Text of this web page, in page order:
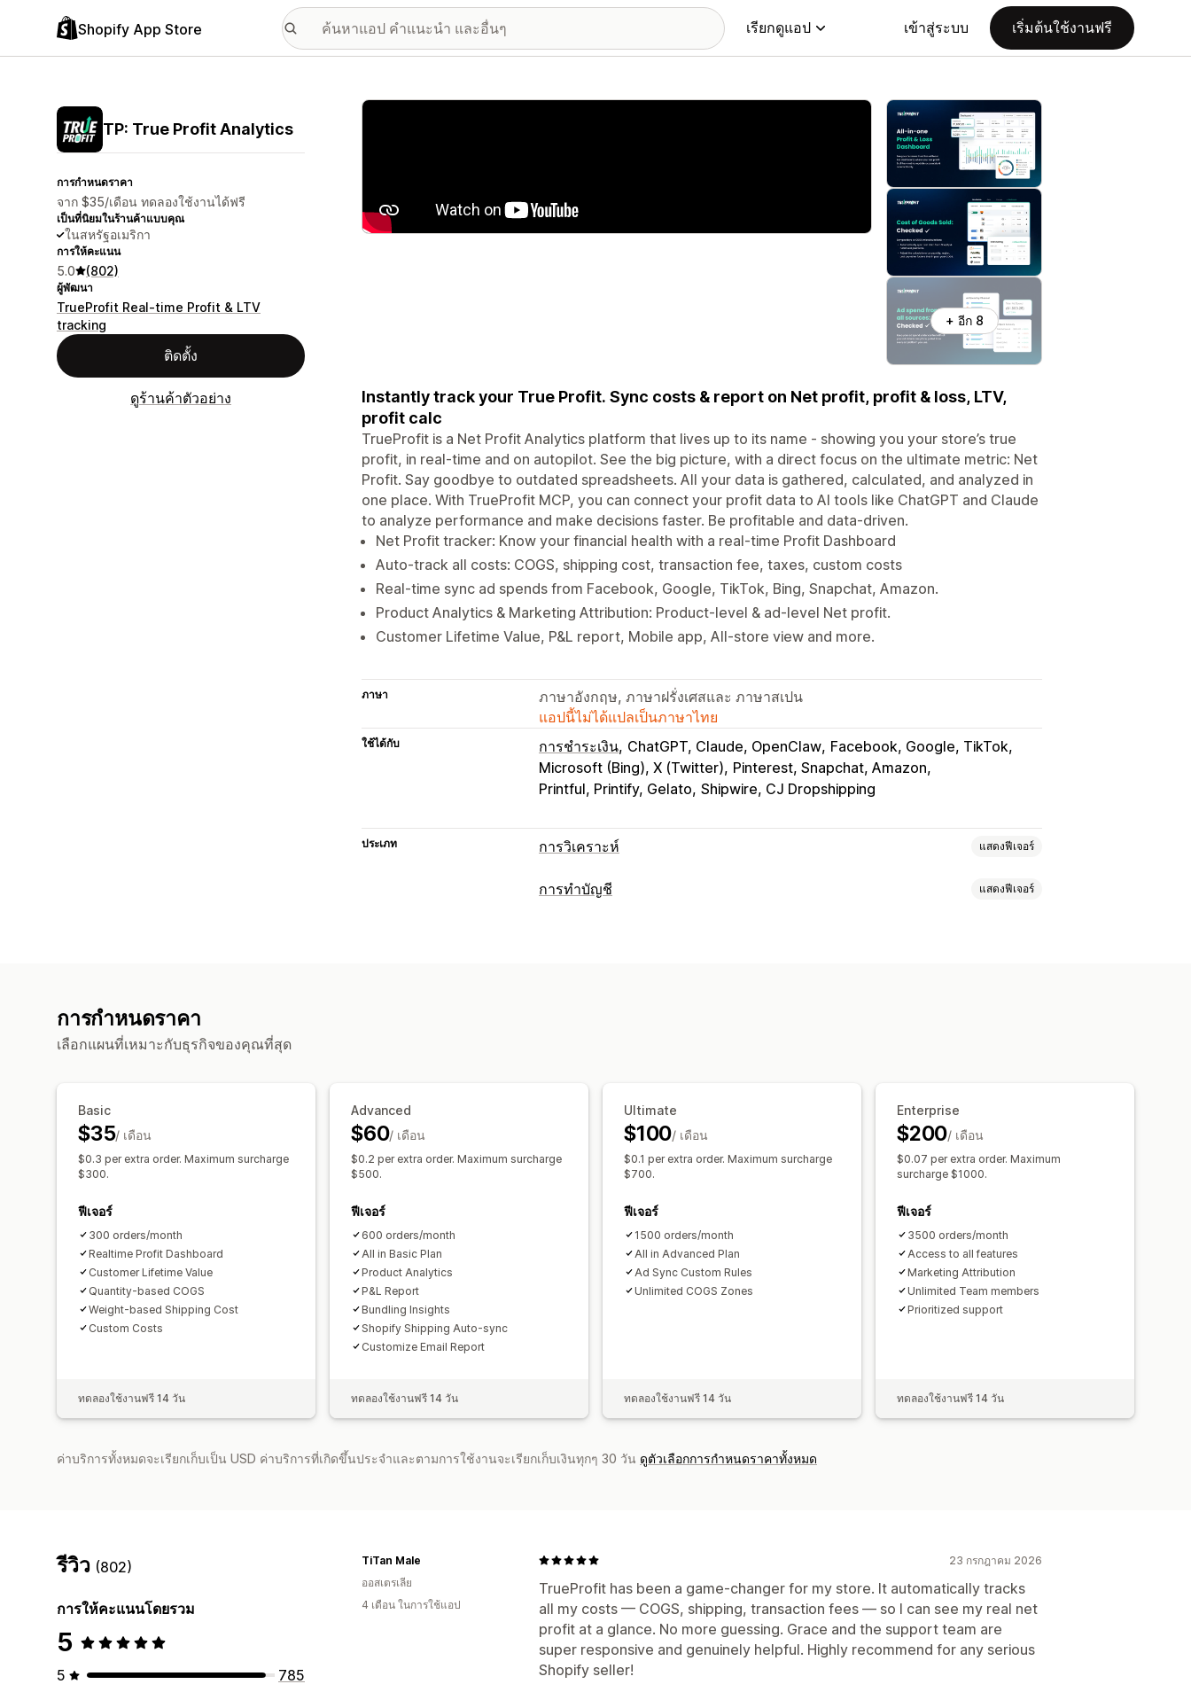
Shopify App Store เรียกดูแอป เข้าสู่ระบบ เริ่มต้นใช้งานฟรี
TP: True Profit Analytics
การกำหนดราคา
จาก $35/เดือน ทดลองใช้งานได้ฟรี
เป็นที่นิยมในร้านค้าแบบคุณ
ในสหรัฐอเมริกา
การให้คะแนน
5.0 (802)
ผู้พัฒนา
TrueProfit Real-time Profit & LTV
tracking
ติดตั้ง
ดูร้านค้าตัวอย่าง
แกลเลอรีรูปภาพที่แสดง
+ อีก 8
Instantly track your True Profit. Sync costs & report on Net profit, profit & loss, LTV,
profit calc
TrueProfit is a Net Profit Analytics platform that lives up to its name - showing you your store’s true
profit, in real-time and on autopilot. See the big picture, with a direct focus on the ultimate metric: Net
Profit. Say goodbye to outdated spreadsheets. All your data is gathered, calculated, and analyzed in
one place. With TrueProfit MCP, you can connect your profit data to AI tools like ChatGPT and Claude
to analyze performance and make decisions faster. Be profitable and data-driven.
Net Profit tracker: Know your financial health with a real-time Profit Dashboard
Auto-track all costs: COGS, shipping cost, transaction fee, taxes, custom costs
Real-time sync ad spends from Facebook, Google, TikTok, Bing, Snapchat, Amazon.
Product Analytics & Marketing Attribution: Product-level & ad-level Net profit.
Customer Lifetime Value, P&L report, Mobile app, All-store view and more.
ภาษา
ภาษาอังกฤษ, ภาษาฝรั่งเศสและ ภาษาสเปน
แอปนี้ไม่ได้แปลเป็นภาษาไทย
ใช้ได้กับ การชำระเงิน ChatGPT, Claude, OpenClaw Facebook, Google, TikTok
Microsoft (Bing), X (Twitter) Pinterest, Snapchat, Amazon
Printful, Printify, Gelato Shipwire, CJ Dropshipping
ประเภท การวิเคราะห์ แสดงฟีเจอร์
พฤติกรรมของลูกค้า
แดชบอร์ดการวิเคราะห์
รายงานแบบหลายร้านค้า
รายงานที่กำหนดเอง
การส่งออกข้อมูล การวิเคราะห์ในอดีต กำหนดเวลารายงาน
การทำบัญชี แสดงฟีเจอร์
สรุปยอดขายในแต่ละวัน
ลูกค้า
สินค้าคงคลังและสินค้า
การกำหนดราคา
เลือกแผนที่เหมาะกับธุรกิจของคุณที่สุด
Basic
$35/ เดือน
$0.3 per extra order. Maximum surcharge
$300.
ฟีเจอร์
300 orders/month
Realtime Profit Dashboard
Customer Lifetime Value
Quantity-based COGS
Weight-based Shipping Cost
Custom Costs
ทดลองใช้งานฟรี 14 วัน
Advanced
$60/ เดือน
$0.2 per extra order. Maximum surcharge
$500.
ฟีเจอร์
600 orders/month
All in Basic Plan
Product Analytics
P&L Report
Bundling Insights
Shopify Shipping Auto-sync
Customize Email Report
ทดลองใช้งานฟรี 14 วัน
Ultimate
$100/ เดือน
$0.1 per extra order. Maximum surcharge
$700.
ฟีเจอร์
1500 orders/month
All in Advanced Plan
Ad Sync Custom Rules
Unlimited COGS Zones
ทดลองใช้งานฟรี 14 วัน
Enterprise
$200/ เดือน
$0.07 per extra order. Maximum
surcharge $1000.
ฟีเจอร์
3500 orders/month
Access to all features
Marketing Attribution
Unlimited Team members
Prioritized support
ทดลองใช้งานฟรี 14 วัน
ค่าบริการทั้งหมดจะเรียกเก็บเป็น USD ค่าบริการที่เกิดขึ้นประจำและตามการใช้งานจะเรียกเก็บเงินทุกๆ 30 วัน ดูตัวเลือกการกำหนดราคาทั้งหมด
รีวิว (802)
การให้คะแนนโดยรวม
5
5
785
23 กรกฎาคม 2026
TrueProfit has been a game-changer for my store. It automatically tracks
all my costs — COGS, shipping, transaction fees — so I can see my real net
profit at a glance. No more guessing. Grace and the support team are
super responsive and genuinely helpful. Highly recommend for any serious
Shopify seller!
TiTan Male
ออสเตรเลีย
4 เดือน ในการใช้แอป